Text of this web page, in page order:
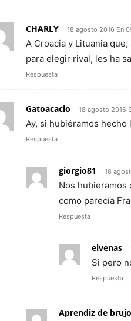
CHARLY 18 agosto 2016 En
A Croacia y Lituania
para elegir rival, les ha
Respuesta
Gatoacacio 18 agosto 2016
Ay, si hubiéramos
Respuesta
giorgio81 18
Nos
como parecía
Respuesta
elvenas
Si pero
Respuesta
Aprendiz de brujo